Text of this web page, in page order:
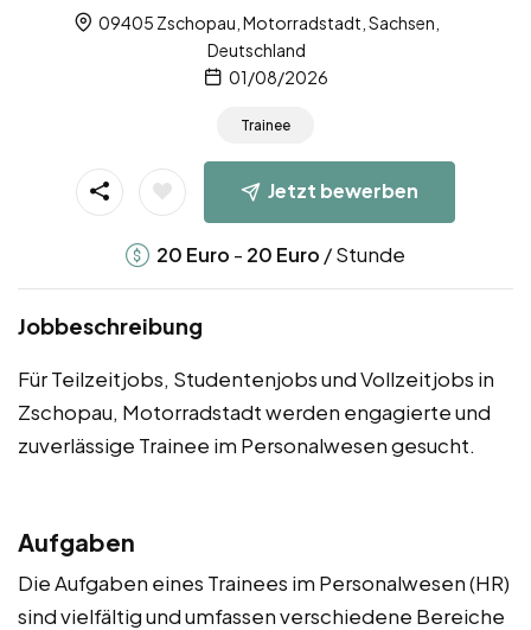
09405 Zschopau, Motorradstadt, Sachsen,
Deutschland
01/08/2026
Trainee
Jetzt bewerben
20 Euro - 20 Euro / Stunde
Jobbeschreibung
Für Teilzeitjobs, Studentenjobs und Vollzeitjobs in
Zschopau, Motorradstadt werden engagierte und
zuverlässige Trainee im Personalwesen gesucht.
Aufgaben
Die Aufgaben eines Trainees im Personalwesen (HR)
sind vielfältig und umfassen verschiedene Bereiche